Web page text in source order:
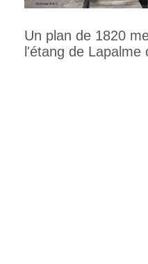
Un plan de 1820
l'étang de Lapalme